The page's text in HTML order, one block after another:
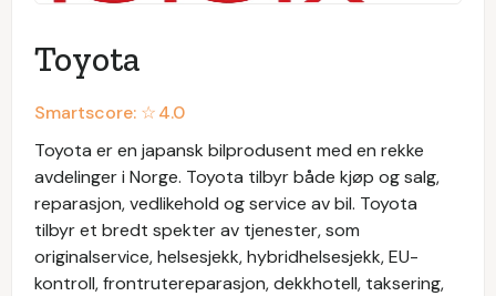
Toyota
Smartscore: ☆4.0
Toyota er en japansk bilprodusent med en rekke
avdelinger i Norge. Toyota tilbyr både kjøp og salg,
reparasjon, vedlikehold og service av bil. Toyota
tilbyr et bredt spekter av tjenester, som
originalservice, helsesjekk, hybridhelsesjekk, EU-
kontroll, frontrutereparasjon, dekkhotell, taksering,